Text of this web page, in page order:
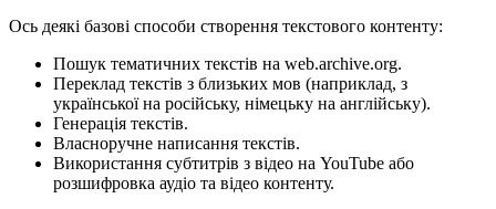
Ось деякі базові способи створення текстового контенту:
Пошук тематичних текстів на web.archive.org.
Переклад текстів з близьких мов (наприклад, з
української на російську, німецьку на англійську).
Генерація текстів.
Власноручне написання текстів.
Використання субтитрів з відео на YouTube або
розшифровка аудіо та відео контенту.